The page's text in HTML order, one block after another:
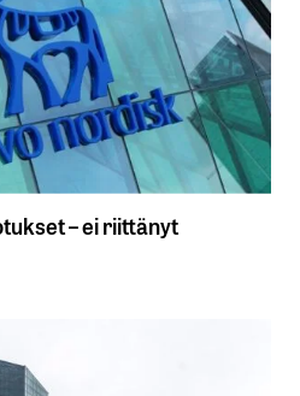
– ei riittänyt